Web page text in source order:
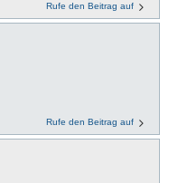
Rufe den Beitrag auf
Rufe den Beitrag auf